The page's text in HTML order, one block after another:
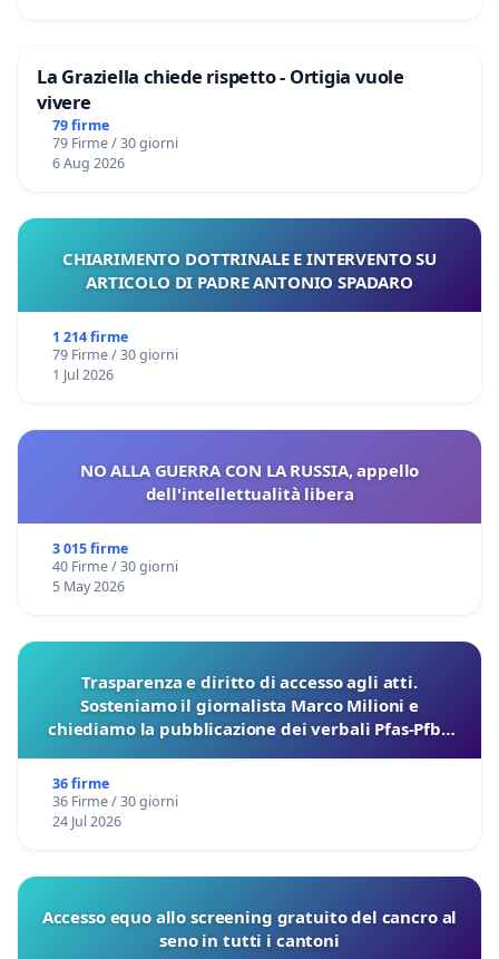
La Graziella chiede rispetto - Ortigia vuole
vivere
79 firme
79 Firme / 30 giorni
6 Aug 2026
CHIARIMENTO DOTTRINALE E INTERVENTO SU
ARTICOLO DI PADRE ANTONIO SPADARO
1 214 firme
79 Firme / 30 giorni
1 Jul 2026
NO ALLA GUERRA CON LA RUSSIA, appello
dell'intellettualità libera
3 015 firme
40 Firme / 30 giorni
5 May 2026
Trasparenza e diritto di accesso agli atti.
Sosteniamo il giornalista Marco Milioni e
chiediamo la pubblicazione dei verbali Pfas-Pfba
36 firme
36 Firme / 30 giorni
24 Jul 2026
Accesso equo allo screening gratuito del cancro al
seno in tutti i cantoni